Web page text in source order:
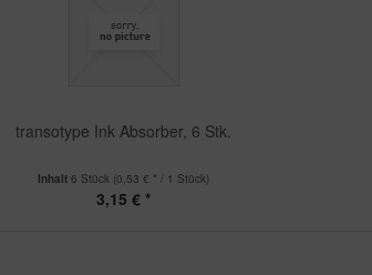
transotype Ink Absorber, 6 Stk.
Inhalt6 Stück (0,53 € * / 1 Stück)
3,15 € *